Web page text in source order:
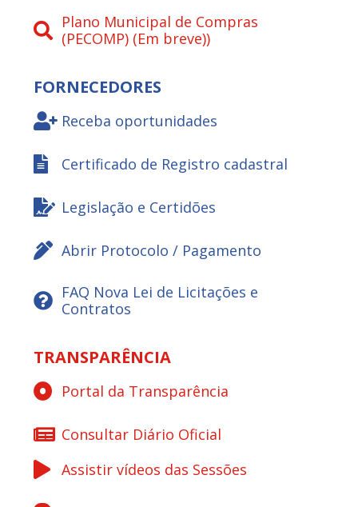
Plano Municipal de Compras
(PECOMP) (Em breve))
FORNECEDORES
Receba oportunidades
Certificado de Registro cadastral
Legislação e Certidões
Abrir Protocolo / Pagamento
FAQ Nova Lei de Licitações e
Contratos
TRANSPARÊNCIA
Portal da Transparência
Consultar Diário Oficial
Assistir vídeos das Sessões